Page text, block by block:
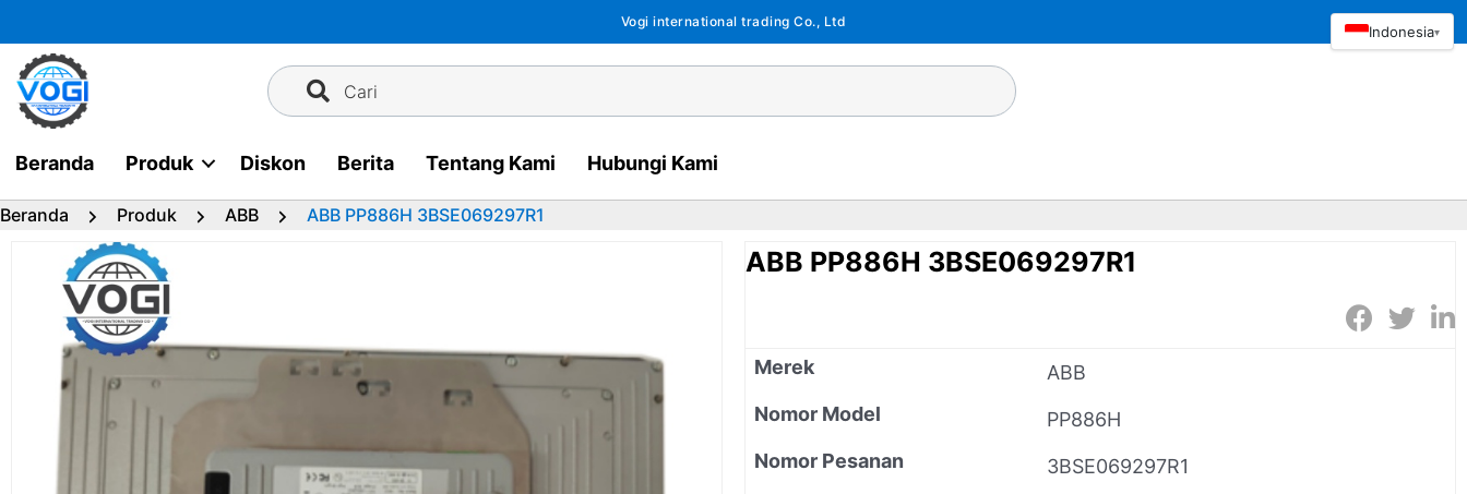
ke
konten
Vogi international trading Co., Ltd
Cari
Beranda Produk Diskon Berita Tentang Kami Hubungi Kami
Beranda Produk ABB ABB PP886H 3BSE069297R1
ABB PP886H 3BSE069297R1
Merek
ABB
Nomor Model
PP886H
Nomor Pesanan
3BSE069297R1
Indonesia▾